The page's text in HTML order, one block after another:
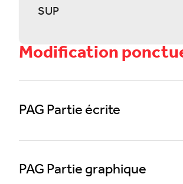
SUP
Modification
PAG Partie écrite
PAG Partie graphique